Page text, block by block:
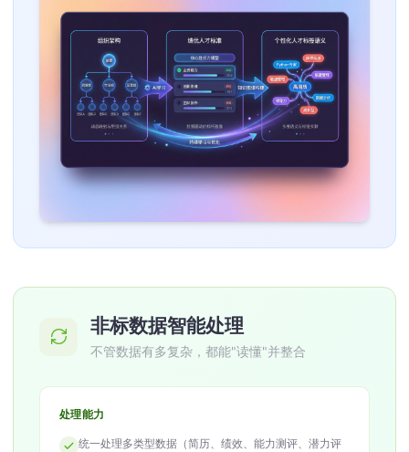
非标数据智能处理
不管数据有多复杂，都能"读懂"并整合
处理能力
统一处理多类型数据（简历、绩效、能力测评、潜力评